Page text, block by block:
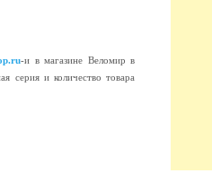
-и в магазине Веломир в
серия и количество товара